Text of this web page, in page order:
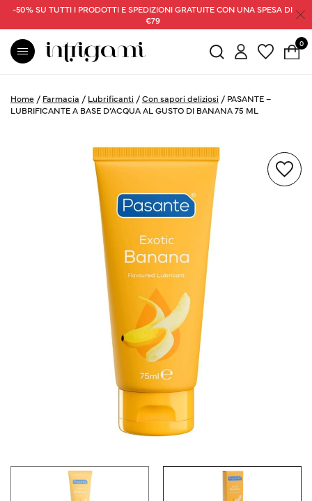
-50% SU TUTTI I PRODOTTI E SPEDIZIONI GRATUITE CON UNA SPESA DI
€79
0
Home / Farmacia / Lubrificanti /Con sapori deliziosi / PASANTE –
LUBRIFICANTE A BASE D’ACQUA AL GUSTO DI BANANA 75 ML